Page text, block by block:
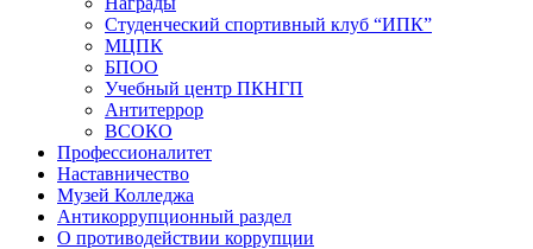
Студенческий спортивный клуб “ИПК”
МЦПК
БПОО
Учебный центр ПКНГП
Антитеррор
ВСОКО
Профессионалитет
Наставничество
Музей Колледжа
Антикоррупционный раздел
О противодействии коррупции